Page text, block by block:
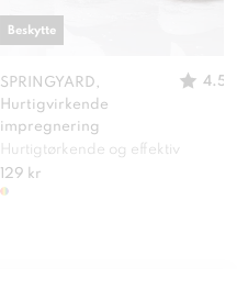
SPRINGYARD,
Hurtigvirkende
impregnering
4.5
Hurtigtørkende og effektiv
129 kr
Beskytte